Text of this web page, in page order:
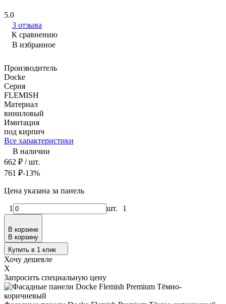
5.0
3 отзыва
К сравнению
В избранное
Производитель
Docke
Серия
FLEMISH
Материал
виниловый
Имитация
под кирпич
Все характеристики
В наличии
662 ₽ / шт.
761 ₽-13%
Цена указана за панель
1 шт. 1
В корзине
В корзину
Купить в 1 клик
Хочу дешевле
X
Запросить специальную цену